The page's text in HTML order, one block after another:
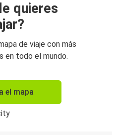
quieres
de viaje con más
en todo el mundo.
el mapa